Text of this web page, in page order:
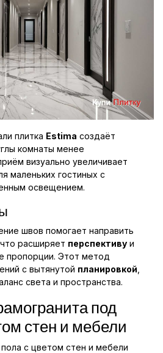
плитка Estima создаёт
комнаты менее
визуально увеличивает
маленьких гостиных с
освещением.
швов помогает направить
расширяет перспективу и
пропорции. Этот метод
с вытянутой планировкой
света и пространства.
под
стен и мебели
с цветом стен и мебели